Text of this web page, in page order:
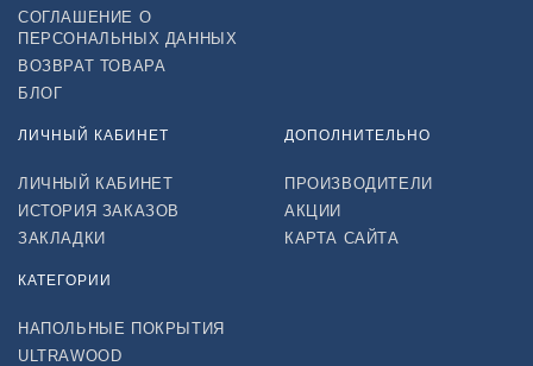
СОГЛАШЕНИЕ О
ПЕРСОНАЛЬНЫХ ДАННЫХ
ВОЗВРАТ ТОВАРА
БЛОГ
ЛИЧНЫЙ КАБИНЕТ
ЛИЧНЫЙ КАБИНЕТ
ИСТОРИЯ ЗАКАЗОВ
ЗАКЛАДКИ
ДОПОЛНИТЕЛЬНО
ПРОИЗВОДИТЕЛИ
АКЦИИ
КАРТА САЙТА
КАТЕГОРИИ
НАПОЛЬНЫЕ ПОКРЫТИЯ
ULTRAWOOD